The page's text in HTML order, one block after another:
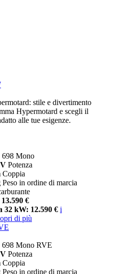
stile e divertimento
Hypermotard e scegli il
alle tue esigenze.
698 Mono
Potenza
Coppia
Peso in ordine di marcia
€
32 kW: 12.590 € i
di più
698 Mono RVE
Potenza
Coppia
Peso in ordine di marcia